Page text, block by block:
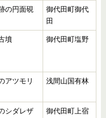
の円面硯
御代田町御代
田
墳 御代田町塩野
アツモリ
浅間山国有林
シダレザ
御代田町上宿